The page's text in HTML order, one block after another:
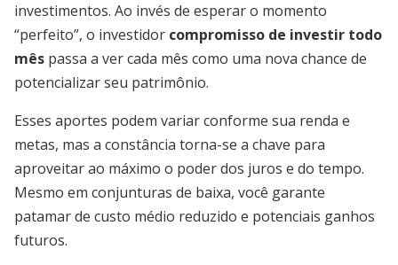
investimentos. Ao invés de esperar o momento
“perfeito”, o investidor compromisso de investir todo
mês passa a ver cada mês como uma nova chance de
potencializar seu patrimônio.
Esses aportes podem variar conforme sua renda e
metas, mas a constância torna-se a chave para
aproveitar ao máximo o poder dos juros e do tempo.
Mesmo em conjunturas de baixa, você garante
patamar de custo médio reduzido e potenciais ganhos
futuros.